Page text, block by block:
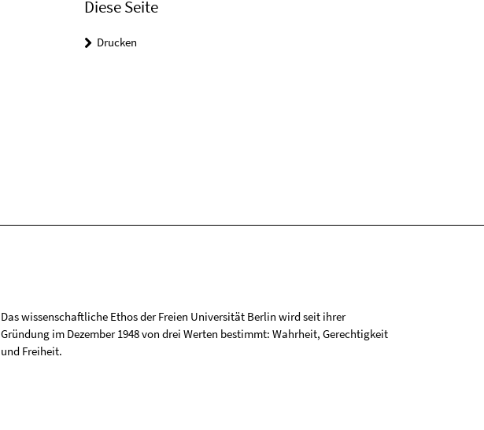
Diese Seite
Drucken
Das wissenschaftliche Ethos der Freien Universität Berlin wird seit ihrer
Gründung im Dezember 1948 von drei Werten bestimmt: Wahrheit, Gerechtigkeit
und Freiheit.